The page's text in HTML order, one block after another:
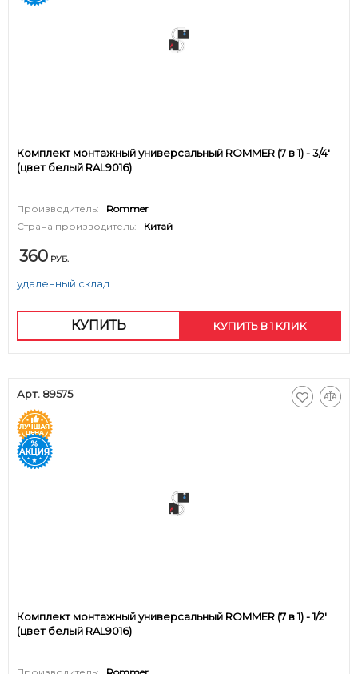
Комплект монтажный универсальный ROMMER (7 в 1) - 3/4'
(цвет белый RAL9016)
Производитель:
Rommer
Страна производитель:
Китай
360 РУБ.
удаленный склад
КУПИТЬ КУПИТЬ В 1 КЛИК
Арт. 89575
Комплект монтажный универсальный ROMMER (7 в 1) - 1/2'
(цвет белый RAL9016)